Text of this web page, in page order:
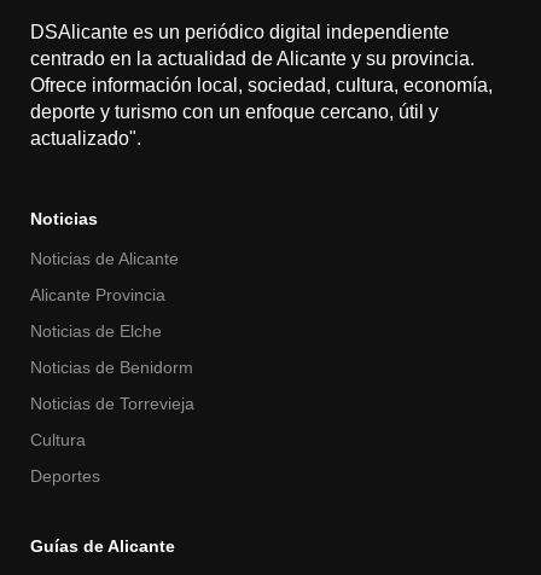
DSAlicante es un periódico digital independiente
centrado en la actualidad de Alicante y su provincia.
Ofrece información local, sociedad, cultura, economía,
deporte y turismo con un enfoque cercano, útil y
actualizado".
Noticias
Noticias de Alicante
Alicante Provincia
Noticias de Elche
Noticias de Benidorm
Noticias de Torrevieja
Cultura
Deportes
Guías de Alicante